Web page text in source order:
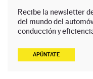
Recibe la newsletter
del mundo del
conducción y
APÚNTATE